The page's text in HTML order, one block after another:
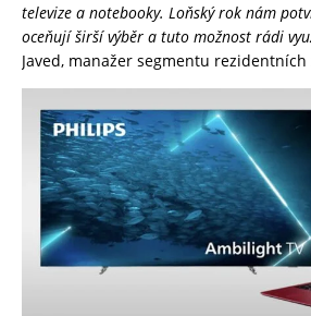
televize a notebooky. Loňský rok nám
oceňují širší výběr a tuto možnost rádi
Javed, manažer segmentu